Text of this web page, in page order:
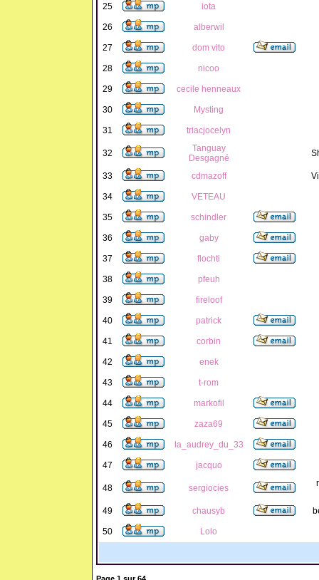
25 iota
26 alberwil
27 dom vito
28 nicoo
29 cecile henneaux
30 Mysting
31 triacjocelyn
32
Tanguay
Desgagné
33 cdmazoff
34 VETEAU
35 schindler
36 gaby
37 flochti
38 pfeuh
39 fireloof
40 patrick
41 corbin
42 enek
43 t-rom
44 markofil
45 zaza69
46 la_audrey_du_33
47 jacquo
48 sergiocies
49 chausyb
50 Lolo